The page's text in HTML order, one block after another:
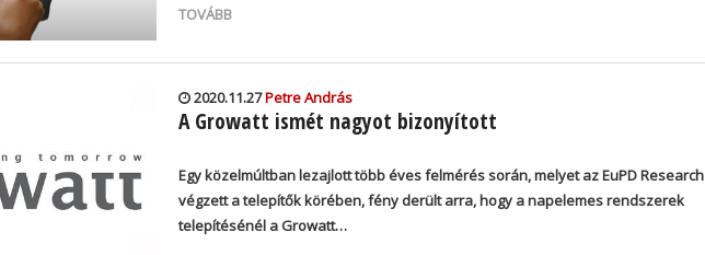
TOVÁBB
2020.11.27Petre András
A Growatt ismét nagyot bizonyított
Egy közelmúltban lezajlott több éves felmérés során, melyet az EuPD Research
végzett a telepítők körében, fény derült arra, hogy a napelemes rendszerek
telepítésénél a Growatt…